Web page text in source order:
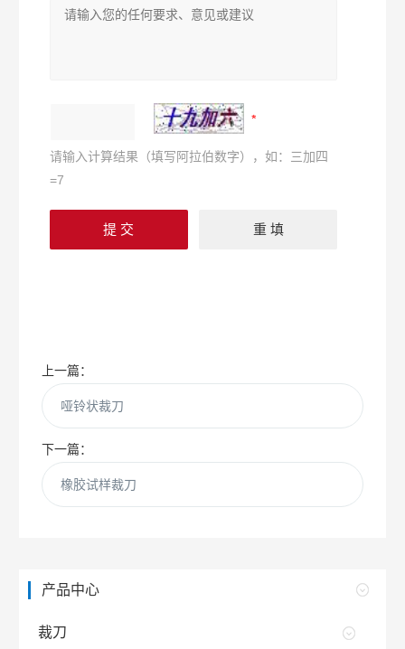
请输入计算结果（填写阿拉伯数字），如：三加四
=7
上一篇：
哑铃状裁刀
下一篇：
橡胶试样裁刀
产品中心
裁刀